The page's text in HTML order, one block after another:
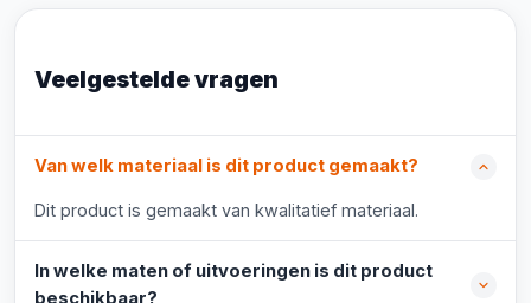
Veelgestelde vragen
Van welk materiaal is dit product gemaakt?
Dit product is gemaakt van kwalitatief materiaal.
In welke maten of uitvoeringen is dit product
beschikbaar?